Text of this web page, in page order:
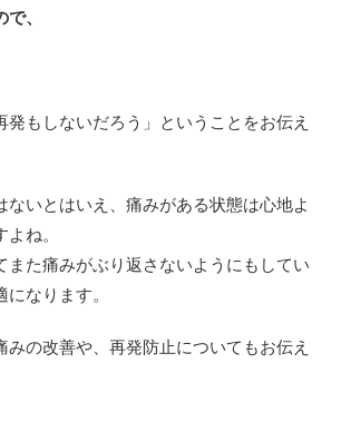
、
発もしないだろう」ということをお伝え
ないとはいえ、痛みがある状態は心地よ
ね。
また痛みがぶり返さないようにもしてい
なります。
みの改善や、再発防止についてもお伝え